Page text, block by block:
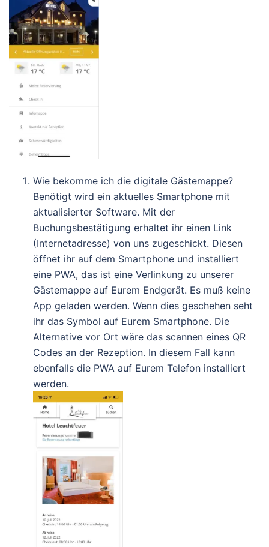
Wie bekomme ich die digitale Gästemappe?
Benötigt wird ein aktuelles Smartphone mit
aktualisierter Software. Mit der
Buchungsbestätigung erhaltet ihr einen Link
(Internetadresse) von uns zugeschickt. Diesen
öffnet ihr auf dem Smartphone und installiert
eine PWA, das ist eine Verlinkung zu unserer
Gästemappe auf Eurem Endgerät. Es muß keine
App geladen werden. Wenn dies geschehen seht
ihr das Symbol auf Eurem Smartphone. Die
Alternative vor Ort wäre das scannen eines QR
Codes an der Rezeption. In diesem Fall kann
ebenfalls die PWA auf Eurem Telefon installiert
werden.